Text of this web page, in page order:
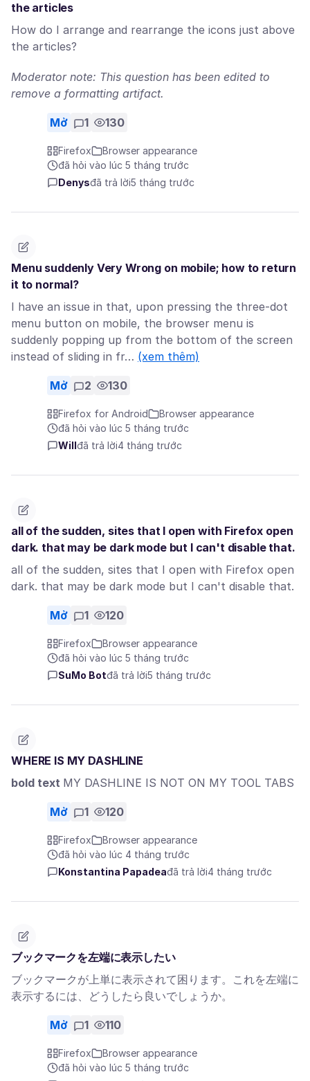
the articles
How do I arrange and rearrange the icons just above
the articles?
Moderator note: This question has been edited to
remove a formatting artifact.
Mở 1 130
Firefox
Browser appearance
đã hỏi vào lúc 5 tháng trước
Denysđã trả lời5 tháng trước
Menu suddenly Very Wrong on mobile; how to return
it to normal?
I have an issue in that, upon pressing the three-dot
menu button on mobile, the browser menu is
suddenly popping up from the bottom of the screen
instead of sliding in fr… (xem thêm)
Mở 2 130
Firefox for Android
Browser appearance
đã hỏi vào lúc 5 tháng trước
Will đã trả lời4 tháng trước
all of the sudden, sites that I open with Firefox open
dark. that may be dark mode but I can't disable that.
all of the sudden, sites that I open with Firefox open
dark. that may be dark mode but I can't disable that.
Mở 1 120
Firefox
Browser appearance
đã hỏi vào lúc 5 tháng trước
SuMo Botđã trả lời5 tháng trước
WHERE IS MY DASHLINE
bold text MY DASHLINE IS NOT ON MY TOOL TABS
Mở 1 120
Firefox
Browser appearance
đã hỏi vào lúc 4 tháng trước
Konstantina Papadeađã trả lời4 tháng trước
ブックマークを左端に表示したい
ブックマークが上単に表示されて困ります。これを左端に
表示するには、どうしたら良いでしょうか。
Mở 1 110
Firefox
Browser appearance
đã hỏi vào lúc 5 tháng trước